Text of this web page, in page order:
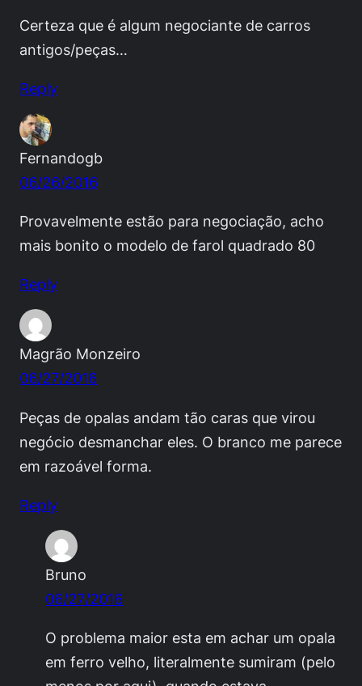
Certeza que é algum negociante de carros
antigos/peças…
Reply
Fernandogb
06/26/2016
Provavelmente estão para negociação, acho
mais bonito o modelo de farol quadrado 80
Reply
Magrão Monzeiro
06/27/2016
Peças de opalas andam tão caras que virou
negócio desmanchar eles. O branco me parece
em razoável forma.
Reply
Bruno
06/27/2016
O problema maior esta em achar um opala
em ferro velho, literalmente sumiram (pelo